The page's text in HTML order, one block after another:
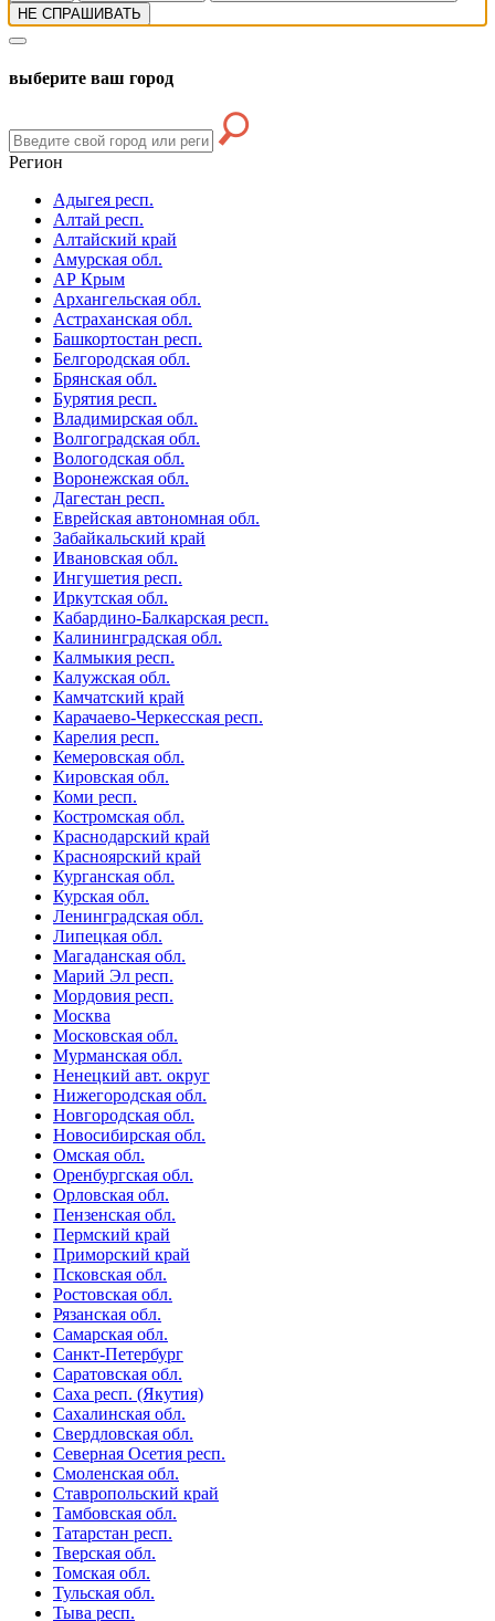
НЕ СПРАШИВАТЬ
выберите ваш город
Регион
Адыгея респ.
Алтай респ.
Алтайский край
Амурская обл.
АР Крым
Архангельская обл.
Астраханская обл.
Башкортостан респ.
Белгородская обл.
Брянская обл.
Бурятия респ.
Владимирская обл.
Волгоградская обл.
Вологодская обл.
Воронежская обл.
Дагестан респ.
Еврейская автономная обл.
Забайкальский край
Ивановская обл.
Ингушетия респ.
Иркутская обл.
Кабардино-Балкарская респ.
Калининградская обл.
Калмыкия респ.
Калужская обл.
Камчатский край
Карачаево-Черкесская респ.
Карелия респ.
Кемеровская обл.
Кировская обл.
Коми респ.
Костромская обл.
Краснодарский край
Красноярский край
Курганская обл.
Курская обл.
Ленинградская обл.
Липецкая обл.
Магаданская обл.
Марий Эл респ.
Мордовия респ.
Москва
Московская обл.
Мурманская обл.
Ненецкий авт. округ
Нижегородская обл.
Новгородская обл.
Новосибирская обл.
Омская обл.
Оренбургская обл.
Орловская обл.
Пензенская обл.
Пермский край
Приморский край
Псковская обл.
Ростовская обл.
Рязанская обл.
Самарская обл.
Санкт-Петербург
Саратовская обл.
Саха респ. (Якутия)
Сахалинская обл.
Свердловская обл.
Северная Осетия респ.
Смоленская обл.
Ставропольский край
Тамбовская обл.
Татарстан респ.
Тверская обл.
Томская обл.
Тульская обл.
Тыва респ.